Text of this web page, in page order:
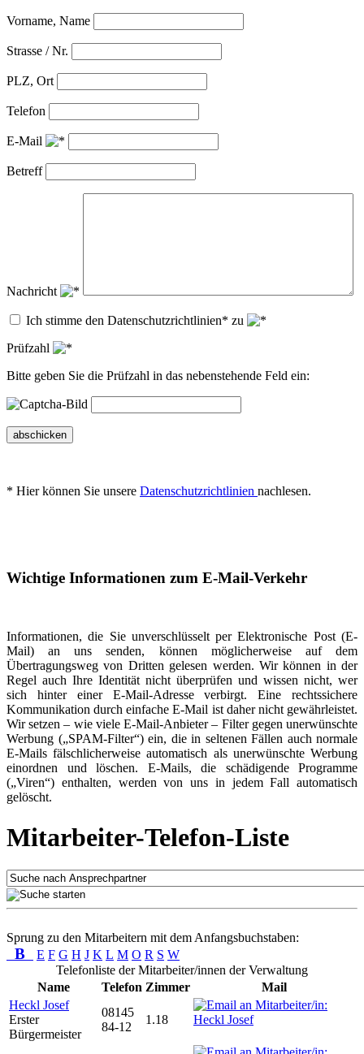
Vorname, Name
Strasse / Nr.
PLZ, Ort
Telefon
E-Mail
Betreff
Nachricht
Ich stimme den Datenschutzrichtlinien* zu
Prüfzahl
Bitte geben Sie die Prüfzahl in das nebenstehende Feld ein:
abschicken
* Hier können Sie unsere Datenschutzrichtlinien nachlesen.
Wichtige Informationen zum E-Mail-Verkehr
Informationen, die Sie unverschlüsselt per Elektronische Post (E-
Mail) an uns senden, können möglicherweise auf dem
Übertragungsweg von Dritten gelesen werden. Wir können in der
Regel auch Ihre Identität nicht überprüfen und wissen nicht, wer
sich hinter einer E-Mail-Adresse verbirgt. Eine rechtssichere
Kommunikation durch einfache E-Mail ist daher nicht gewährleistet.
Wir setzen – wie viele E-Mail-Anbieter – Filter gegen unerwünschte
Werbung („SPAM-Filter“) ein, die in seltenen Fällen auch normale
E-Mails fälschlicherweise automatisch als unerwünschte Werbung
einordnen und löschen. E-Mails, die schädigende Programme
(„Viren“) enthalten, werden von uns in jedem Fall automatisch
gelöscht.
Mitarbeiter-Telefon-Liste
Sprung zu den Mitarbeitern mit dem Anfangsbuchstaben:
B E F G H J K L M O R S W
Telefonliste der Mitarbeiter/innen der Verwaltung
Name
Telefon Zimmer
Mail
Heckl Josef
Erster
Bürgermeister
08145
84-12
1.18